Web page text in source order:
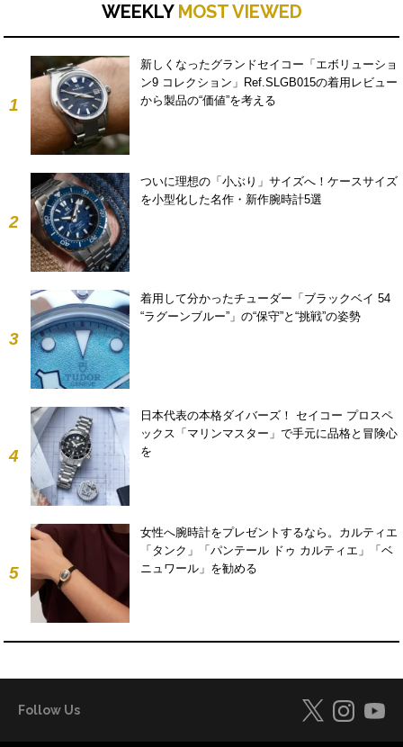
WEEKLY MOST VIEWED
1
新しくなったグランドセイコー「エボリューショ
ン9 コレクション」Ref.SLGB015の着用レビュー
から製品の“価値”を考える
2
ついに理想の「小ぶり」サイズへ！ケースサイズ
を小型化した名作・新作腕時計5選
3
着用して分かったチューダー「ブラックベイ 54
“ラグーンブルー”」の“保守”と“挑戦”の姿勢
4
日本代表の本格ダイバーズ！ セイコー プロスペ
ックス「マリンマスター」で手元に品格と冒険心
を
5
女性へ腕時計をプレゼントするなら。カルティエ
「タンク」「パンテール ドゥ カルティエ」「ベ
ニュワール」を勧める
Follow Us